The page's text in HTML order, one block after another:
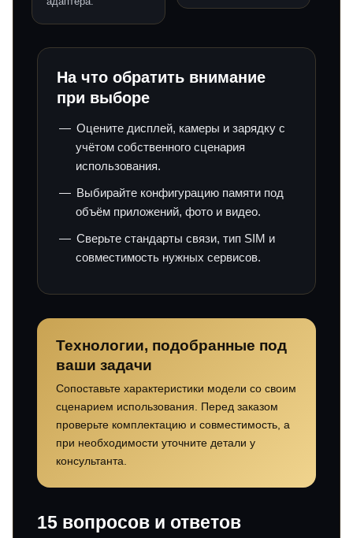
На что обратить внимание
при выборе
Оцените дисплей, камеры и зарядку с
учётом собственного сценария
использования.
Выбирайте конфигурацию памяти под
объём приложений, фото и видео.
Сверьте стандарты связи, тип SIM и
совместимость нужных сервисов.
Технологии, подобранные под
ваши задачи
Сопоставьте характеристики модели со своим
сценарием использования. Перед заказом
проверьте комплектацию и совместимость, а
при необходимости уточните детали у
консультанта.
15 вопросов и ответов